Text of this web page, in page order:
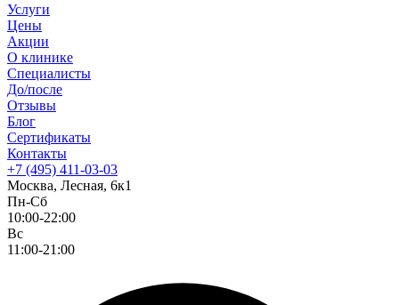
Услуги
Цены
Акции
О клинике
Специалисты
До/после
Отзывы
Блог
Сертификаты
Контакты
+7 (495) 411-03-03
Москва, Лесная, 6к1
Пн-Сб
10:00-22:00
Вс
11:00-21:00